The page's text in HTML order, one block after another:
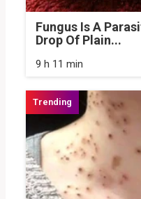
Fungus Is A
Drop Of Plain...
9 h 11 min